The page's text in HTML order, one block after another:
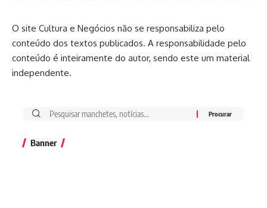
O site Cultura e Negócios não se responsabiliza pelo
conteúdo dos textos publicados. A responsabilidade pelo
conteúdo é inteiramente do autor, sendo este um material
independente.
Banner